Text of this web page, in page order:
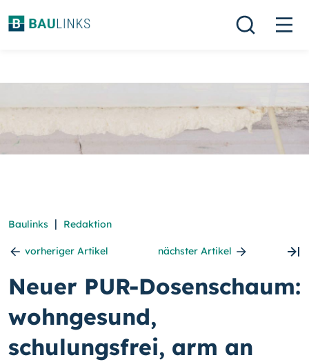
Baulinks | Redaktion
vorheriger Artikel nächster Artikel
Neuer PUR-Dosenschaum:
wohngesund,
schulungsfrei, arm an